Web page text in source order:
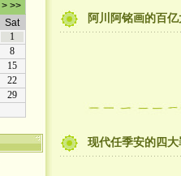
阿川阿铭画的百
现代任季安的四大